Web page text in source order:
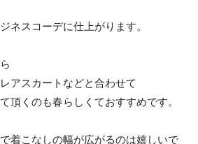
ネスコーデに仕上がります。
アスカートなどと合わせて
頂くのも春らしくておすすめです。
着こなしの幅が広がるのは嬉しいで